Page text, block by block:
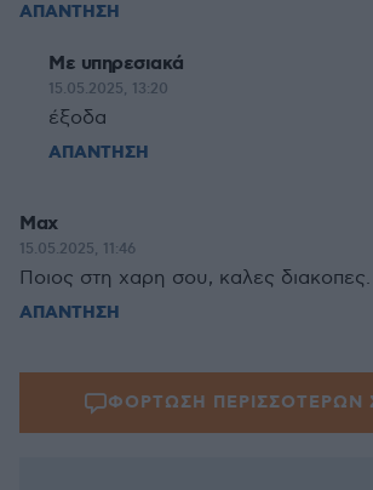
ΑΠΑΝΤΗΣΗ
Με υπηρεσιακά
15.05.2025, 13:20
έξοδα
ΑΠΑΝΤΗΣΗ
Μαχ
15.05.2025, 11:46
Ποιος στη χαρη σου, καλες διακοπες.
ΑΠΑΝΤΗΣΗ
ΦΟΡΤΩΣΗ ΠΕΡΙΣΣΟΤΕΡΩΝ